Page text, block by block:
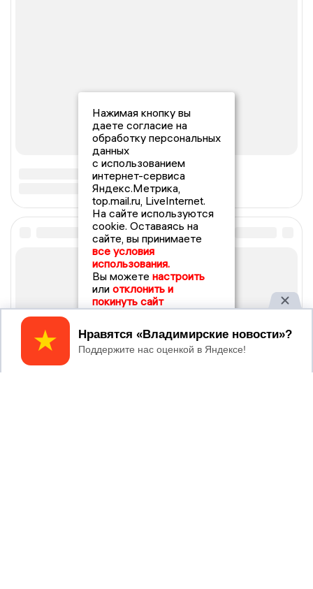
Нажимая кнопку вы
даете согласие на
обработку персональных
данных
с использованием
интернет-сервиса
Яндекс.Метрика,
top.mail.ru, LiveInternet.
На сайте используются
cookie. Оставаясь на
сайте, вы принимаете
все условия
использования.
Вы можете настроить
или отклонить и
покинуть сайт
Принять